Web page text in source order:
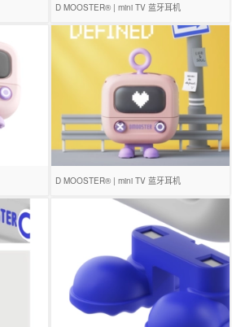
D MOOSTER® | mini TV 蓝牙耳机
D MOOSTER® | mini TV 蓝牙耳机